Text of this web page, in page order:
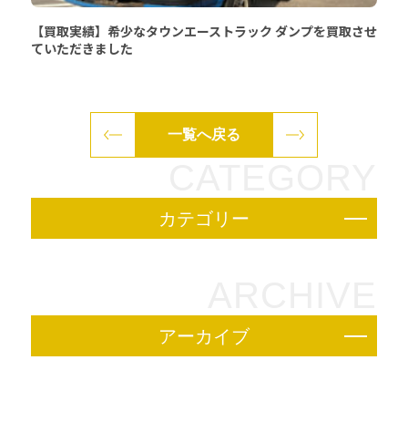
カテゴリー
アーカイブ
【買取実績】希少なタウンエーストラック ダンプを買取させ
ていただきました
一覧へ戻る